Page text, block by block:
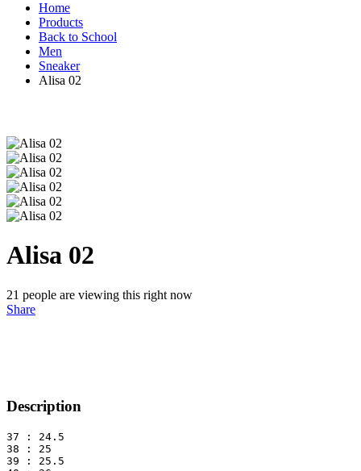
Home
Products
Back to School
Men
Sneaker
Alisa 02
Alisa 02
21 people are viewing this right now
Share
Description
37 : 24.5
38 : 25
39 : 25.5